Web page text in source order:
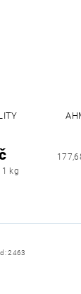
kg
2463